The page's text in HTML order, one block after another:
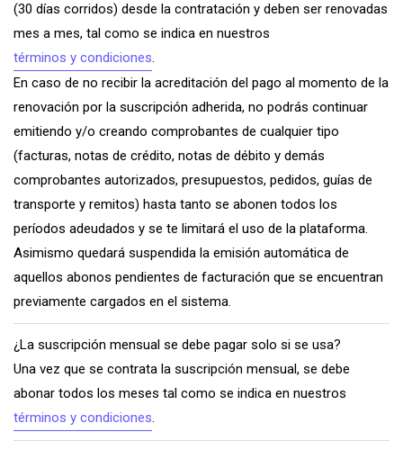
(30 días corridos) desde la contratación y deben ser renovadas
mes a mes, tal como se indica en nuestros
términos y condiciones.
En caso de no recibir la acreditación del pago al momento de la
renovación por la suscripción adherida, no podrás continuar
emitiendo y/o creando comprobantes de cualquier tipo
(facturas, notas de crédito, notas de débito y demás
comprobantes autorizados, presupuestos, pedidos, guías de
transporte y remitos) hasta tanto se abonen todos los
períodos adeudados y se te limitará el uso de la plataforma.
Asimismo quedará suspendida la emisión automática de
aquellos abonos pendientes de facturación que se encuentran
previamente cargados en el sistema.
¿La suscripción mensual se debe pagar solo si se usa?
Una vez que se contrata la suscripción mensual, se debe
abonar todos los meses tal como se indica en nuestros
términos y condiciones.